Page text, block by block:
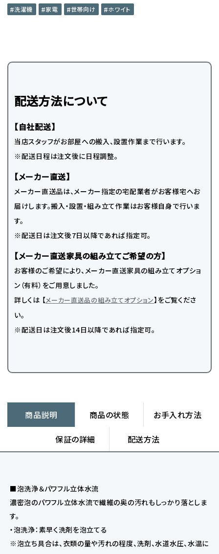
洗濯機 家電 世帯向け ホワイト
配送方法について
【自社配送】
当店スタッフがお部屋への搬入、設置作業まで行います。
※配送日程は注文後に日程調整。
【メーカー直送】
メーカー直送品は、メーカー指定の宅配業者がお客様宅へお
届けします。搬入・設置・組み立て作業はお客様自身で行いま
す。
※配送日は注文後7日以降であれば指定可。
【メーカー直送家具の組み立てご希望の方】
お客様のご希望により、メーカー直送家具の組み立てオプショ
ン（有料）をご用意しました。
詳しくは 【メーカー直送品の組み立てオプション】をご覧くださ
い。
※配送日は注文後14日以降であれば指定可。
商品説明 商品の状態 お手入れ方法
保証の詳細 配送方法
■泡洗浄＆パワフル立体水流
濃密泡のパワフル立体水流で繊維の奥の汚れもしっかり落としま
す。
・泡洗浄：素早く洗剤を泡立てる
※泡立ち具合は、衣類の量や汚れの程度、洗剤、水道水圧、水温に